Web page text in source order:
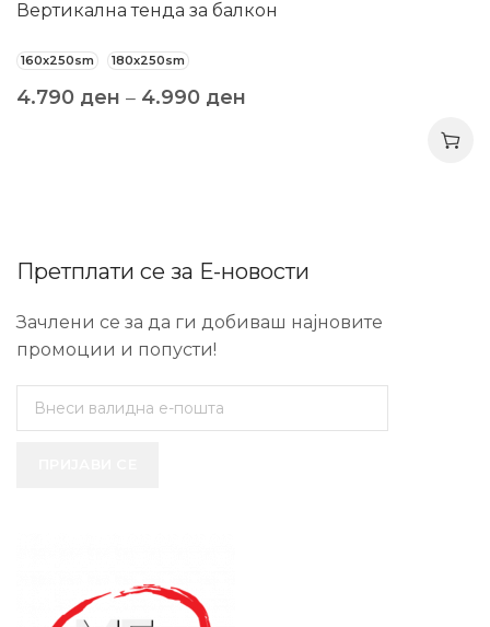
Вертикална тенда за балкон
160x250sm 180x250sm
4.790 ден – 4.990 ден
Претплати се за Е-новости
Зачлени се за да ги добиваш најновите
промоции и попусти!